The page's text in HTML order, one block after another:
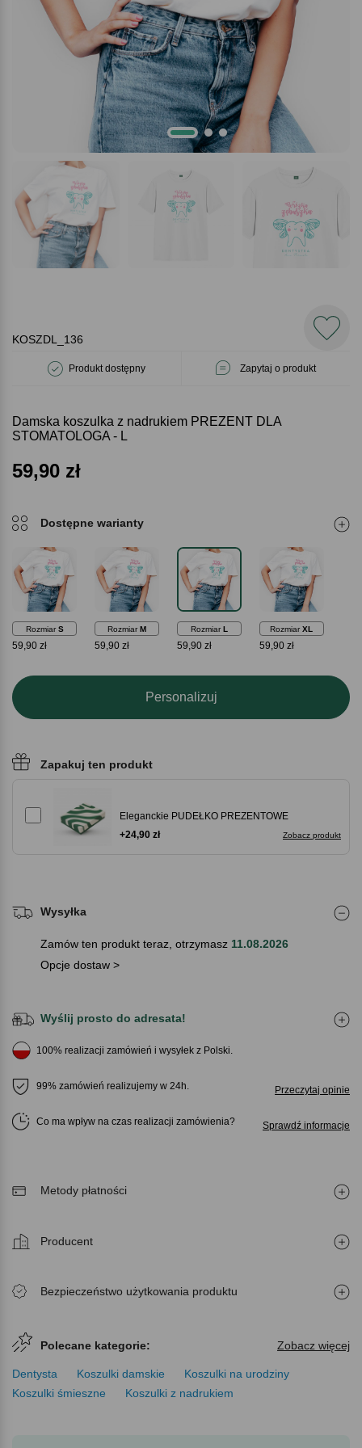
KOSZDL_136
Produkt dostępny Zapytaj o produkt
Damska koszulka z nadrukiem PREZENT DLA
STOMATOLOGA - L
59,90 zł
Dostępne warianty
Rozmiar S
59,90 zł
Rozmiar M
59,90 zł
Rozmiar L
59,90 zł
RozmiarXL
59,90 zł
Personalizuj
Zapakuj ten produkt
Eleganckie PUDEŁKO PREZENTOWE
Zobacz produkt
+24,90 zł
Wysyłka
Zamów ten produkt teraz, otrzymasz 11.08.2026
Opcje dostaw >
Wyślij prosto do adresata!
100% realizacji zamówień i wysyłek z Polski.
99% zamówień realizujemy w 24h. Przeczytaj opinie
Co ma wpływ na czas realizacji zamówienia Sprawdź informacje
Metody płatności
Producent
Bezpieczeństwo użytkowania produktu
Polecane kategorie: Zobacz więcej
Dentysta Koszulki damskie
Koszulki na urodziny
Koszulki śmieszne
Koszulki z nadrukiem